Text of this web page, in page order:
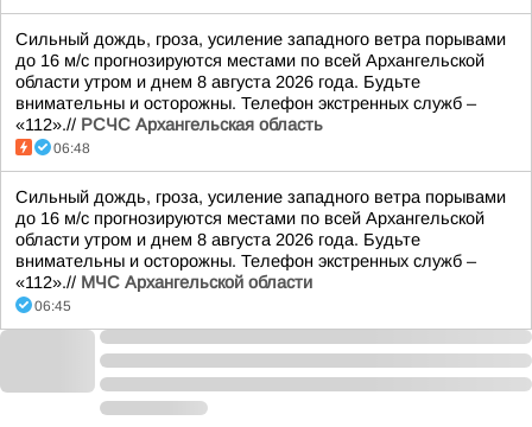
Сильный дождь, гроза, усиление западного ветра порывами
до 16 м/с прогнозируются местами по всей Архангельской
области утром и днем 8 августа 2026 года. Будьте
внимательны и осторожны. Телефон экстренных служб –
«112».// РСЧС Архангельская область
06:48
Сильный дождь, гроза, усиление западного ветра порывами
до 16 м/с прогнозируются местами по всей Архангельской
области утром и днем 8 августа 2026 года. Будьте
внимательны и осторожны. Телефон экстренных служб –
«112».// МЧС Архангельской области
06:45